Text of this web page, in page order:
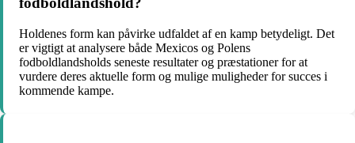
Holdenes form kan påvirke udfaldet af en kamp betydeligt. Det
er vigtigt at analysere både Mexicos og Polens
fodboldlandsholds seneste resultater og præstationer for at
vurdere deres aktuelle form og mulige muligheder for succes i
kommende kampe.